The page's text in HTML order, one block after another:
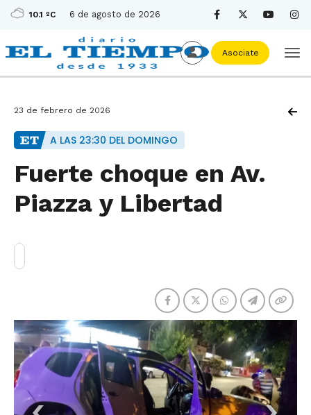
10.1 ºC 6 de agosto de 2026
Asociate
23 de febrero de 2026
A LAS 23:30 DEL DOMINGO
Fuerte choque en Av.
Piazza y Libertad